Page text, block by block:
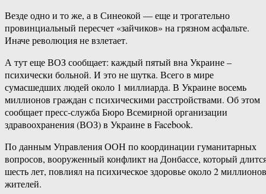
Везде одно и то же, а в Синеокой — еще и трогательно
провинциальный пересчет «зайчиков» на грязном асфальте.
Иначе революция не взлетает.
А тут еще ВОЗ сообщает: каждый пятый вна Украине –
психически больной. И это не шутка. Всего в мире
сумасшедших людей около 1 миллиарда. В Украине восемь
миллионов граждан с психическими расстройствами. Об этом
сообщает пресс-служба Бюро Всемирной организации
здравоохранения (ВОЗ) в Украине в Facebook.
По данным Управления ООН по координации гуманитарных
вопросов, вооруженный конфликт на Донбассе, который
шесть лет, повлиял на психическое здоровье около 2 миллионов
жителей.